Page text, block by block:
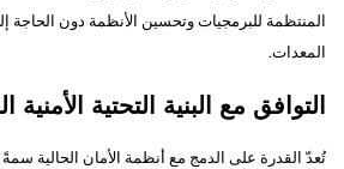
المنتظمة للبرمجيات وتحسين الأنظمة دون الحاجة
المعدات.
التوافق مع البنية التحتية الأمنية
تُعدّ القدرة على الدمج مع أنظمة الأمان الحالية